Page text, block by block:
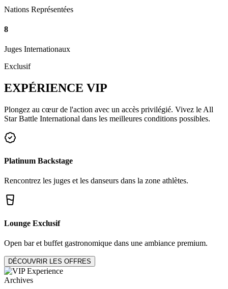
Nations Représentées
8
Juges Internationaux
Exclusif
EXPÉRIENCE VIP
Plongez au cœur de l'action avec un accès privilégié. Vivez le All
Star Battle International dans les meilleures conditions possibles.
Platinum Backstage
Rencontrez les juges et les danseurs dans la zone athlètes.
Lounge Exclusif
Open bar et buffet gastronomique dans une ambiance premium.
DÉCOUVRIR LES OFFRES
Archives